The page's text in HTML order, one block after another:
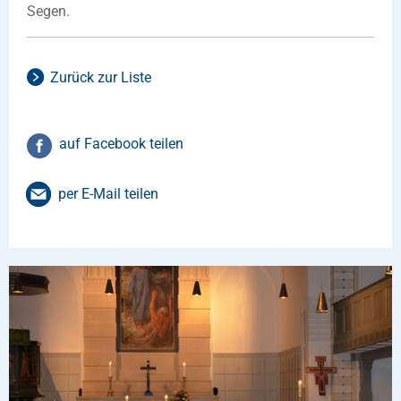
Segen.
Zurück zur Liste
auf Facebook teilen
per E-Mail teilen